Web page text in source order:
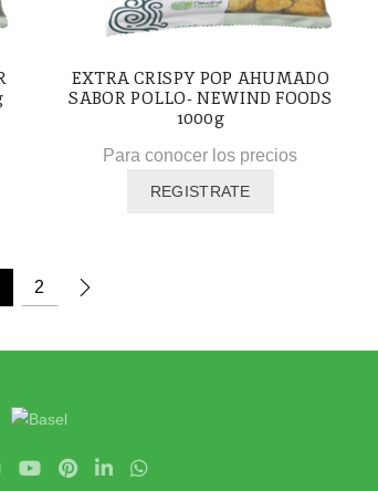
EXTRA CRISPY POP AHUMADO
SABOR POLLO- NEWIND FOODS
1000g
Para conocer los precios
REGISTRATE
2